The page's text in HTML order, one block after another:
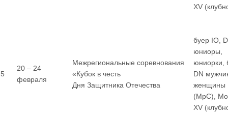
XV
5
20 – 24
февраля
Межрегиональные соревнования
«Кубок в честь
Дня Защитника Отечества
буер IO,
юниоры,
юниорки,
DN
женщины
(МрС),
XV